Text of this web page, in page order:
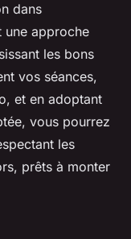
dans
une approche
les bons
vos séances,
et en adoptant
vous pourrez
les
prêts à monter